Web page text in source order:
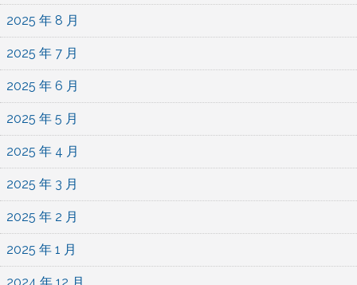
2025 年 8 月
2025 年 7 月
2025 年 6 月
2025 年 5 月
2025 年 4 月
2025 年 3 月
2025 年 2 月
2025 年 1 月